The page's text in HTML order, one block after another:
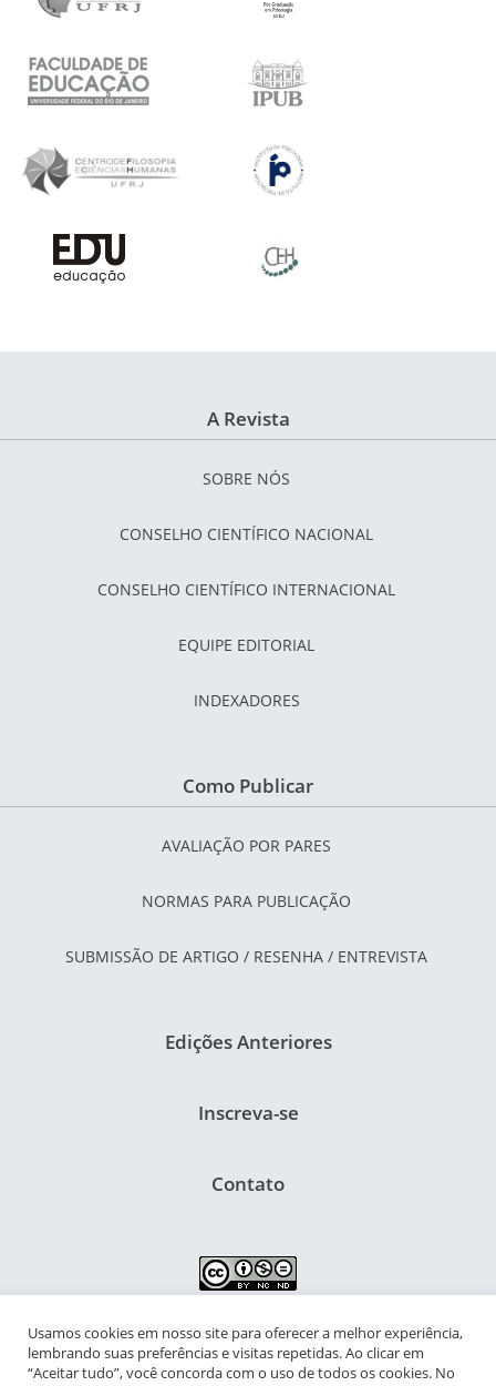
A Revista
SOBRE NÓS
CONSELHO CIENTÍFICO NACIONAL
CONSELHO CIENTÍFICO INTERNACIONAL
EQUIPE EDITORIAL
INDEXADORES
Como Publicar
AVALIAÇÃO POR PARES
NORMAS PARA PUBLICAÇÃO
SUBMISSÃO DE ARTIGO / RESENHA / ENTREVISTA
Edições Anteriores
Inscreva-se
Contato
NIPIAC – Núcleo Interdisciplinar de Pesquisa para a Infância e
Adolescência Contemporâneas
Usamos cookies em nosso site para oferecer a melhor experiência,
lembrando suas preferências e visitas repetidas. Ao clicar em
“Aceitar tudo”, você concorda com o uso de todos os cookies. No